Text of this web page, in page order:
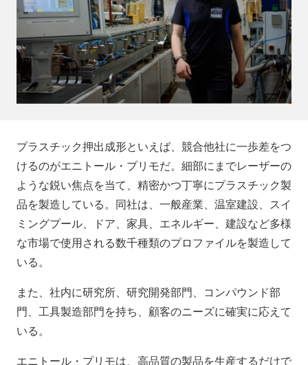
プラスチック押出成形といえば、競合他社に一歩差をつ
けるのがエニトール・プリモだ。細部にまでレーザーの
ような鋭い焦点を当て、精密かつ丁寧にプラスチック製
品を製造している。同社は、一般産業、温室建設、スイ
ミングプール、ドア、家具、エネルギー、建設など多様
な市場で使用される数千種類のプロファイルを製造して
いる。
また、社内に研究所、研究開発部門、コンパウンド部
門、工具製造部門を持ち、顧客のニーズに確実に応えて
いる。
エニトール・プリモは、高品質の製品を生産するだけで